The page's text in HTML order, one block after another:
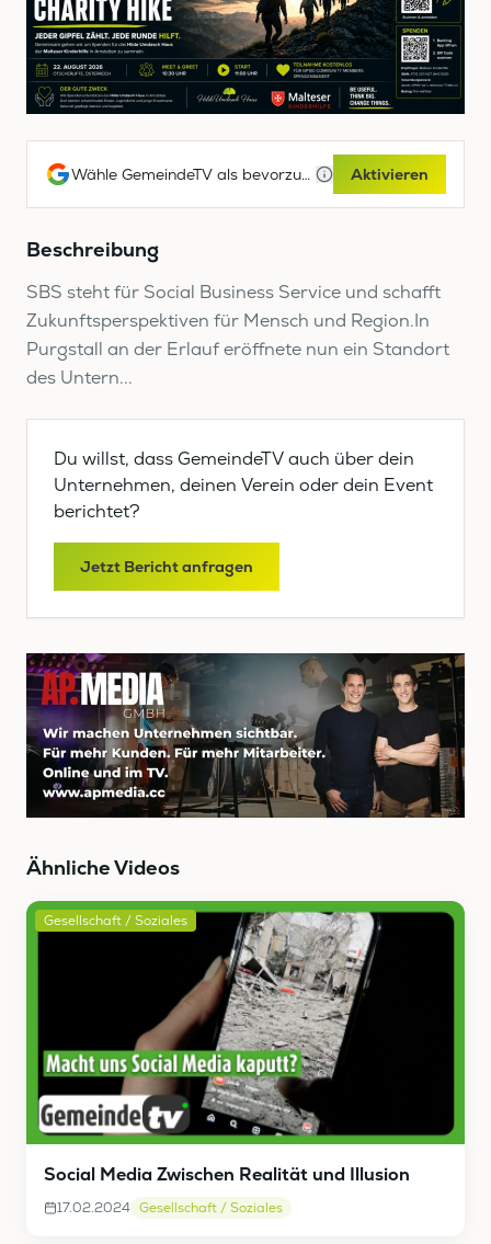
Wähle GemeindeTV als bevorzugte Google-Quelle Aktivieren
Beschreibung
SBS steht für Social Business Service und schafft
Zukunftsperspektiven für Mensch und Region.In
Purgstall an der Erlauf eröffnete nun ein Standort
des Untern...
Du willst, dass GemeindeTV auch über dein
Unternehmen, deinen Verein oder dein Event
berichtet?
Jetzt Bericht anfragen
Ähnliche Videos
Gesellschaft / Soziales
Social Media Zwischen Realität und Illusion
17.02.2024 Gesellschaft / Soziales